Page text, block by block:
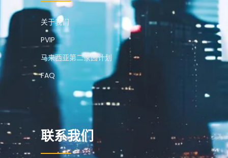
关于我们
PVIP
马来西亚第二家园计划
FAQ
联系我们